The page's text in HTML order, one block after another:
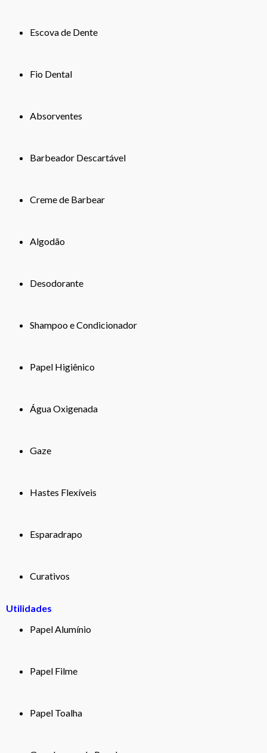
Escova de Dente
Fio Dental
Absorventes
Barbeador Descartável
Creme de Barbear
Algodão
Desodorante
Shampoo e Condicionador
Papel Higiênico
Água Oxigenada
Gaze
Hastes Flexíveis
Esparadrapo
Curativos
Utilidades
Papel Alumínio
Papel Filme
Papel Toalha